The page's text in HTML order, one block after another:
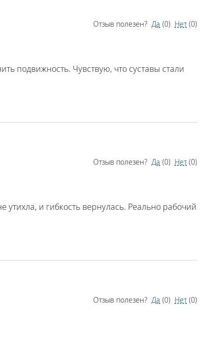
Отзыв полезен? Да (0) Нет (0)
подвижность. Чувствую, что суставы стали
Отзыв полезен? Да (0) Нет (0)
и гибкость вернулась. Реально рабочий
Отзыв полезен? Да (0) Нет (0)